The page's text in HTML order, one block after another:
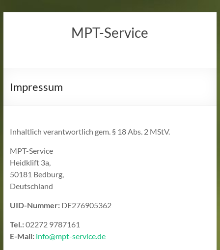
MPT-Service
Impressum
Inhalt­lich ver­ant­wort­lich gem. § 18 Abs. 2 MStV.
MPT-Service
Heidklift 3a,
50181 Bedburg,
Deutschland
UID-Nummer:DE276905362
Tel.:02272 9787161
E-Mail: info@mpt-service.de